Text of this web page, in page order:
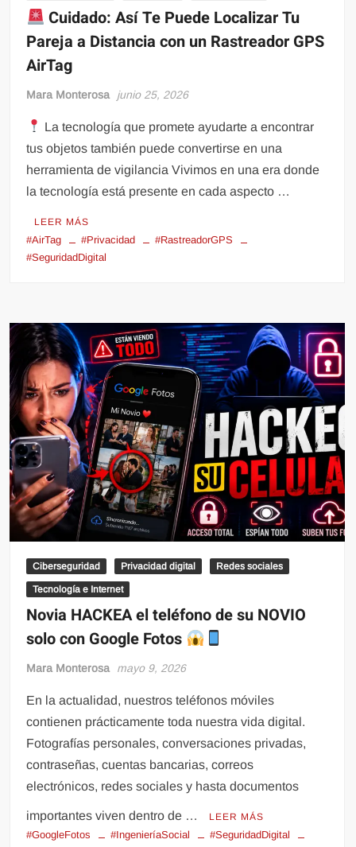
Cuidado: Así Te Puede Localizar Tu
Pareja a Distancia con un Rastreador GPS
AirTag
Mara Monterosa junio 25, 2026
La tecnología que promete ayudarte a encontrar
tus objetos también puede convertirse en una
herramienta de vigilancia Vivimos en una era donde
la tecnología está presente en cada aspecto …
LEER MÁS
#AirTag #Privacidad
#RastreadorGPS
#SeguridadDigital
Ciberseguridad Privacidad digital Redes sociales
Tecnología e Internet
Novia HACKEA el teléfono de su NOVIO
solo con Google Fotos
Mara Monterosa mayo 9, 2026
En la actualidad, nuestros teléfonos móviles
contienen prácticamente toda nuestra vida digital.
Fotografías personales, conversaciones privadas,
contraseñas, cuentas bancarias, correos
electrónicos, redes sociales y hasta documentos
importantes viven dentro de … LEER MÁS
#GoogleFotos #IngenieríaSocial
#SeguridadDigital